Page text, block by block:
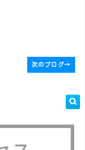
次のブログ→